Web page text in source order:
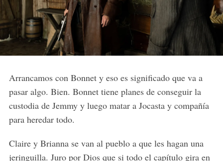
Arrancamos con Bonnet y eso es significado que va a
pasar algo. Bien. Bonnet tiene planes de conseguir la
custodia de Jemmy y luego matar a Jocasta y compañía
para heredar todo.
Claire y Brianna se van al pueblo a que les hagan una
jeringuilla. Juro por Dios que si todo el capítulo gira en